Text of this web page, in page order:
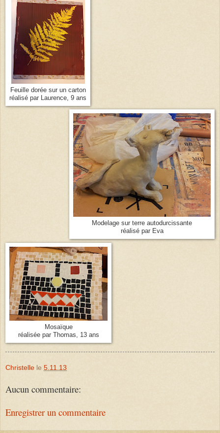
Feuille dorée sur un carton
réalisé par Laurence, 9 ans
Modelage sur terre autodurcissante
réalisé par Eva
Mosaïque
réalisée par Thomas, 13 ans
Christelle le 5.11.13
Aucun commentaire:
Enregistrer un commentaire